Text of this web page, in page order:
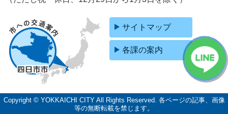
サイトマップ
各課の案内
Copyright © YOKKAICHI CITY All Rights Reserved. 各ページの記事、画像
等の無断転載を禁じます。